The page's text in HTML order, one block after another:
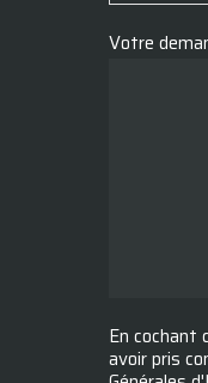
Votre
En cochant
avoir pris